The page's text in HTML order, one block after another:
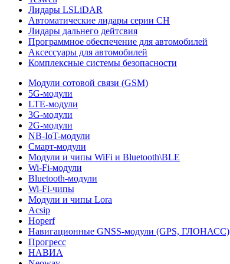
Лидары LSLiDAR
Автоматические лидары серии CH
Лидары дальнего дейтсвия
Программное обеспечение для автомобилей
Аксессуары для автомобилей
Комплексные системы безопасности
Модули сотовой связи (GSM)
5G-модули
LTE-модули
3G-модули
2G-модули
NB-IoT-модули
Смарт-модули
Модули и чипы WiFi и Bluetooth\BLE
Wi-Fi-модули
Bluetooth-модули
Wi-Fi-чипы
Модули и чипы Lora
Acsip
Hoperf
Навигационные GNSS-модули (GPS, ГЛОНАСС)
Прогресс
НАВИА